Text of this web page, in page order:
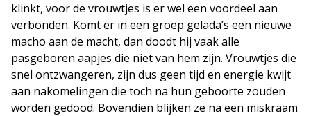
klinkt, voor de vrouwtjes is er wel een voordeel aan
verbonden. Komt er in een groep gelada’s een nieuwe
macho aan de macht, dan doodt hij vaak alle
pasgeboren aapjes die niet van hem zijn. Vrouwtjes die
snel ontzwangeren, zijn dus geen tijd en energie kwijt
aan nakomelingen die toch na hun geboorte zouden
worden gedood. Bovendien blijken ze na een miskraam